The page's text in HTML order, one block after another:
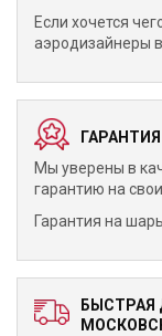
Если хочется
аэродизайнеры
Мы уверены в
гарантию на
Гарантия на
БЫСТРАЯ